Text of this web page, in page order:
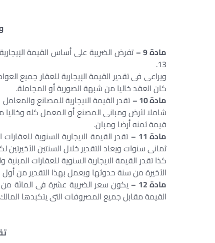
مادة 9 –
تفرض الضريبة على أساس القيمة
13.
ويراعى فى تقدير القيمة الإيجارية للعقار جميع
كان العقد خاليا من شبهة الصورية أو المجاملة.
مادة 10 –
تقدر القيمة الايجارية للمصانع
قيمة ثمنه أرضا ومبان.
مادة 11 –
ثمانى سنوات ويعاد التقدير خلال السنتين الأخيرتين
الأخيرة من سنة حدوثها ويعمل بهذا التقدير من أول
مادة 12 –
القيمة مقابل جميع المصروفات التى يتكبدها